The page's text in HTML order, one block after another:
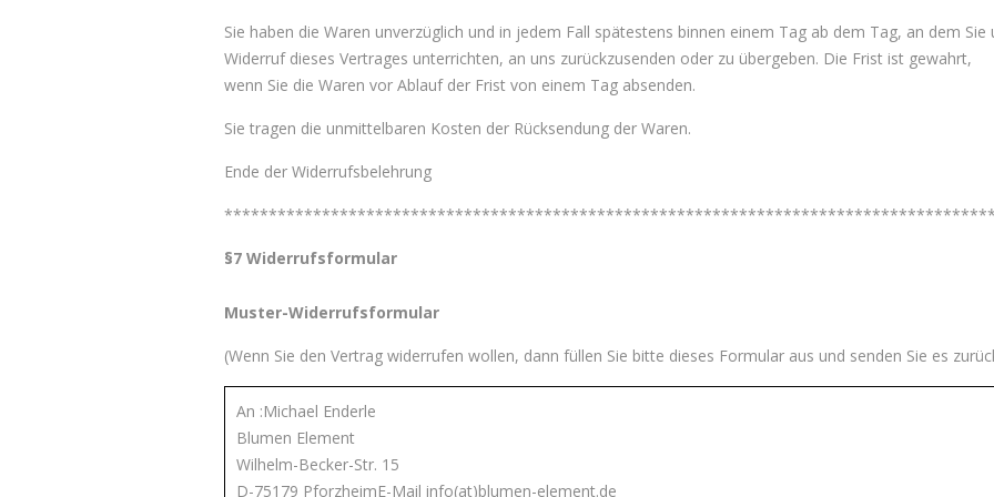
Sie haben die Waren unverzüglich und in jedem Fall spätestens binnen einem Tag ab dem Tag, an dem Sie
Widerruf dieses Vertrages unterrichten, an uns zurückzusenden oder zu übergeben. Die Frist ist gewahrt,
wenn Sie die Waren vor Ablauf der Frist von einem Tag absenden.
Sie tragen die unmittelbaren Kosten der Rücksendung der Waren.
Ende der Widerrufsbelehrung
§7 Widerrufsformular
Muster-Widerrufsformular
(Wenn Sie den Vertrag widerrufen wollen, dann füllen Sie bitte dieses Formular aus und senden Sie es
An :Michael Enderle
Blumen Element
Wilhelm-Becker-Str. 15
D-75179 PforzheimE-Mail info(at)blumen-element.de